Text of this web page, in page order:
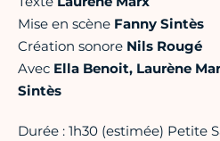
Mise en scène Fanny Sintès
Création sonore Nils Rougé
Avec Ella Benoit, Laurène
Sintès
Durée : 1h30 (estimée) Petite